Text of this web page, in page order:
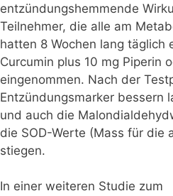
entzündungshemmende
Teilnehmer, die alle am
hatten 8 Wochen lang täglich
Curcumin plus 10 mg Piperin
eingenommen. Nach der
Entzündungsmarker bessern
und auch die
die SOD-Werte (Mass für die
stiegen.
In einer weiteren Studie zum